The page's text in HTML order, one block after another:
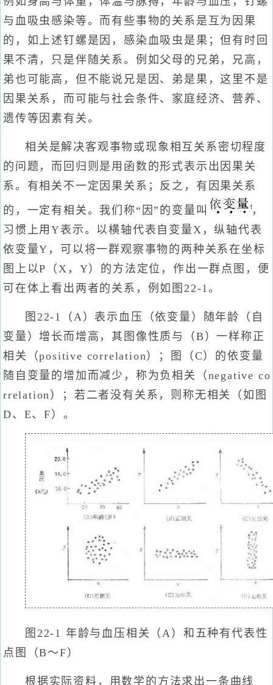
与血吸虫感染等。而有些事物的关系是互为因果
的，如上述钉螺是因，感染血吸虫是果；但有时回
果不清，只是伴随关系。例如父母的兄弟，兄高，
弟也可能高，但不能说兄是因、弟是果，这里不是
因果关系，而可能与社会条件、家庭经济、营养、
遗传等因素有关。
相关是解决客观事物或现象相互关系密切程度
的问题，而回归则是用函数的形式表示出因果关
系。有相关不一定因果关系；反之，有因果关系
的，一定有相关。我们称“因”的变量叫
，
习惯上用Y表示。以横轴代表自变量X，纵轴代表
依变量Y，可以将一群观察事物的两种关系在坐标
图上以P（X，Y）的方法定位，作出一群点图，便
可在体上看出两者的关系，例如图22-1。
图22-1（A）表示血压（依变量）随年龄（自
变量）增长而增高，其图像性质与（B）一样称正
相关（positive correlation）；图（C）的依变量
随自变量的增加而减少，称为负相关（negative co
rrelation）；若二者没有关系，则称无相关（如图
D、E、F）。
图22-1 年龄与血压相关（A）和五种有代表性
点图（B～F）
根据实际资料，用数学的方法求出一条曲线